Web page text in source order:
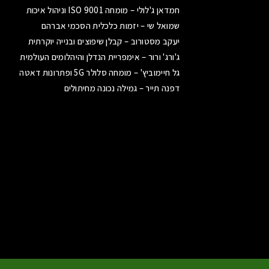
חמדאן ג'לולי – מומחה ISO 9001 וניהול איכות
שמואל שי – יזמות כלכלית הסכמי אברהם
יעקב מסטורוב – קבלן שיפוצים ובנייה יוקרתית
ג'ורג' ורור – אימפריית הנדלן והיהלומים העולמית
גל חיימוביץ' – מומחה סלולר 5G ופתרונות דאטה
דפנה תייר – גמילה נכונה מחיתולים